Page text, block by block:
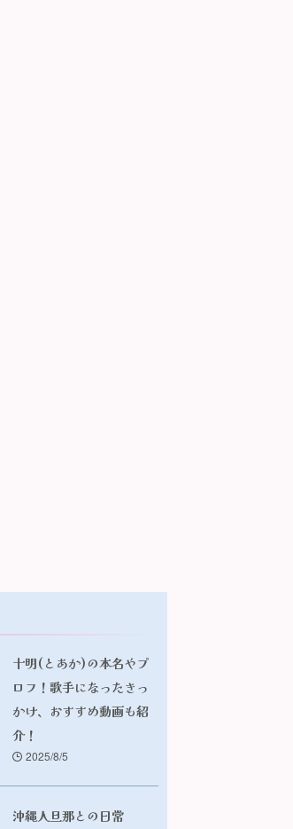
十明(とあか)の本名やプ
ロフ！歌手になったきっ
かけ、おすすめ動画も紹
介！
2025/8/5
沖縄人旦那との日常